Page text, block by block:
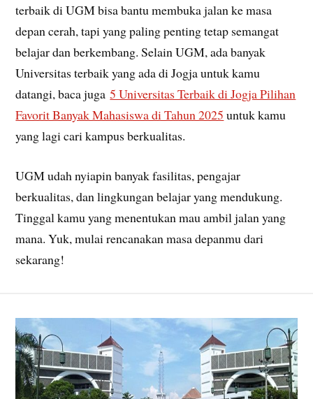
terbaik di UGM bisa bantu membuka jalan ke masa
depan cerah, tapi yang paling penting tetap semangat
belajar dan berkembang. Selain UGM, ada banyak
Universitas terbaik yang ada di Jogja untuk kamu
datangi, baca juga5 Universitas Terbaik di Jogja Pilihan
Favorit Banyak Mahasiswa di Tahun 2025 untuk kamu
yang lagi cari kampus berkualitas.
UGM udah nyiapin banyak fasilitas, pengajar
berkualitas, dan lingkungan belajar yang mendukung.
Tinggal kamu yang menentukan mau ambil jalan yang
mana. Yuk, mulai rencanakan masa depanmu dari
sekarang!